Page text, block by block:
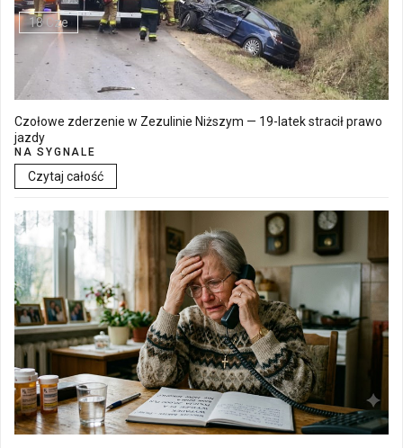
18 Cze
Czołowe zderzenie w Zezulinie Niższym — 19-latek stracił prawo
jazdy
NA SYGNALE
Czytaj całość